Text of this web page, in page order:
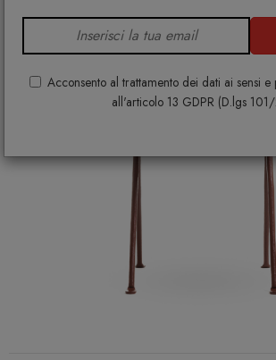
Acconsento al trattamento dei dati ai sensi
all'articolo 13 GDPR (D.lgs